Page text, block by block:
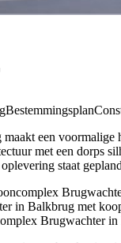
Bestemmingsplan
een voormalige
met een dorps
staat